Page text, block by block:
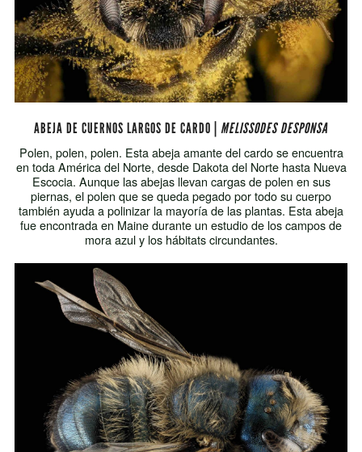
ABEJA DE CUERNOS LARGOS DE CARDO | MELISSODES DESPONSA
Polen, polen, polen. Esta abeja amante del cardo se encuentra
en toda América del Norte, desde Dakota del Norte hasta Nueva
Escocia. Aunque las abejas llevan cargas de polen en sus
piernas, el polen que se queda pegado por todo su cuerpo
también ayuda a polinizar la mayoría de las plantas. Esta abeja
fue encontrada en Maine durante un estudio de los campos de
mora azul y los hábitats circundantes.